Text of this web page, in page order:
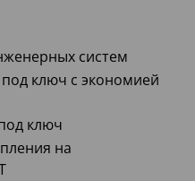
систем
ключ с экономией
ключ
на